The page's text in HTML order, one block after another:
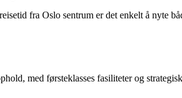
fra Oslo sentrum er det enkelt å nyte
med førsteklasses fasiliteter og